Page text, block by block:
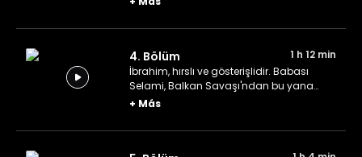
fedakar, kalbinde iyilikten başka bir şey
4. Bölüm
1 h 12 min
İbrahim, hırslı ve gösterişlidir. Babası
Selami, Balkan Savaşı'ndan bu yana
cephelerdedir. Cepheye gitme fırsatı
babasından helallik almak istemektedir.
+ Más